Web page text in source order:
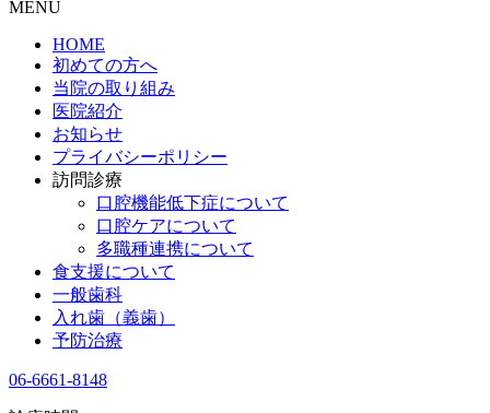
MENU
HOME
初めての方へ
当院の取り組み
医院紹介
お知らせ
プライバシーポリシー
訪問診療
口腔機能低下症について
口腔ケアについて
多職種連携について
食支援について
一般歯科
入れ歯（義歯）
予防治療
06-6661-8148